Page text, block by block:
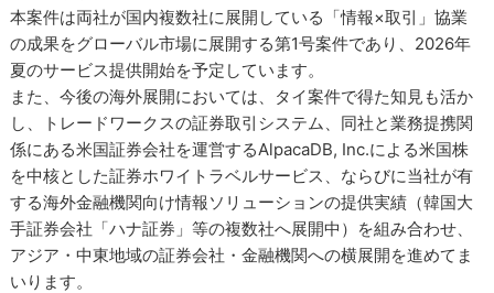
本案件は両社が国内複数社に展開している「情報×取引」協業
の成果をグローバル市場に展開する第1号案件であり、2026年
夏のサービス提供開始を予定しています。
また、今後の海外展開においては、タイ案件で得た知見も活か
し、トレードワークスの証券取引システム、同社と業務提携関
係にある米国証券会社を運営するAlpacaDB, Inc.による米国株
を中核とした証券ホワイトラベルサービス、ならびに当社が有
する海外金融機関向け情報ソリューションの提供実績（韓国大
手証券会社「ハナ証券」等の複数社へ展開中）を組み合わせ、
アジア・中東地域の証券会社・金融機関への横展開を進めてま
いります。